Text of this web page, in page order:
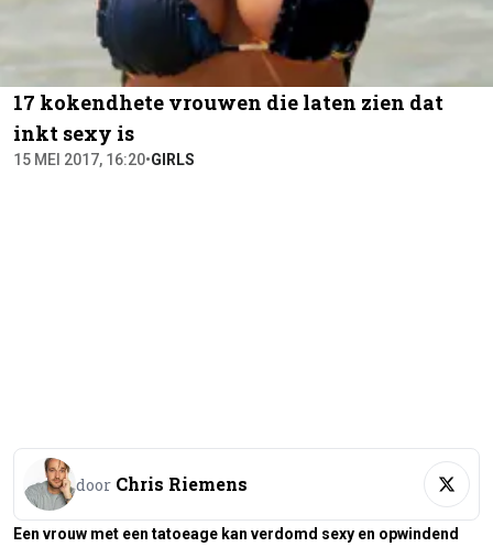
17 kokendhete vrouwen die laten zien dat
inkt sexy is
15 MEI 2017, 16:20•GIRLS
door Chris Riemens
Een vrouw met een tatoeage kan verdomd sexy en opwindend